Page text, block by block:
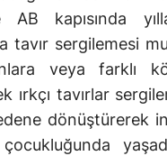
AB kapısında
tavır sergilemesi
veya farklı
ırkçı tavırlar
dönüştürerek